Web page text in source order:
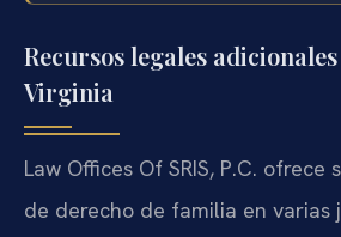
Recursos legales
Virginia
Law Offices Of SRIS, P.C. ofrece
de derecho de familia en varias